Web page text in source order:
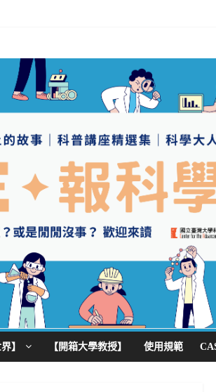
】 【開箱大學教授】 使用規範